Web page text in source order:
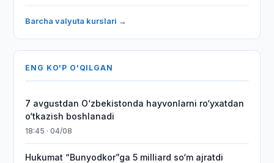
Barcha valyuta kurslari →
ENG KO'P O'QILGAN
7 avgustdan O‘zbekistonda hayvonlarni ro‘yxatdan
o‘tkazish boshlanadi
18:45 · 04/08
Hukumat “Bunyodkor”ga 5 milliard so‘m ajratdi